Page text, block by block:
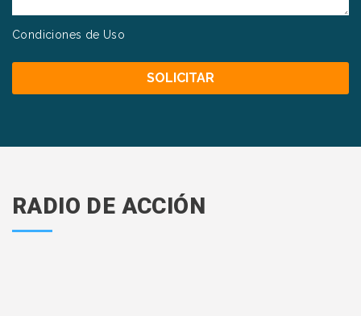
Condiciones de Uso
RADIO DE ACCIÓN